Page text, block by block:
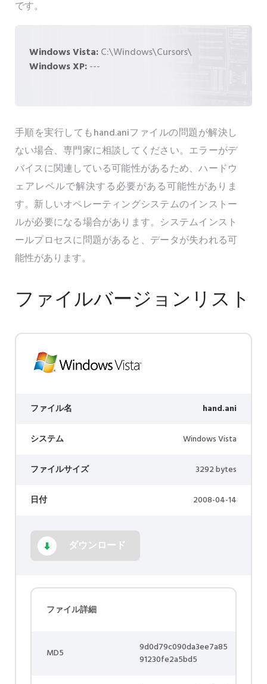
です。
Windows Vista:C:\Windows\Cursors\
Windows XP:---
手順を実行してもhand.aniファイルの問題が解決し
ない場合、専門家に相談してください。エラーがデ
バイスに関連している可能性があるため、ハードウ
ェアレベルで解決する必要がある可能性がありま
す。新しいオペレーティングシステムのインストー
ルが必要になる場合があります。システムインスト
ールプロセスに問題があると、データが失われる可
能性があります。
ファイルバージョンリスト
ファイル名 hand.ani
システム Windows Vista
ファイルサイズ 3292 bytes
日付 2008-04-14
ダウンロード
ファイル詳細
MD5
9d0d79c090da3ee7a85
91230fe2a5bd5